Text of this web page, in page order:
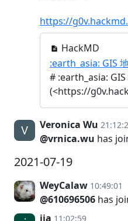
https://
HackMD
:earth_asia: GIS
# :earth_asia:
(<https://
Veronica Wu
@vrnica.wu has
2021-07-19
WeyCalaw 10:49:01
@610696506 has
jia 11:02:59